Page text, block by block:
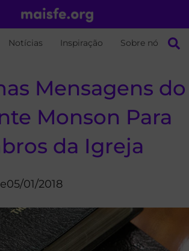
Notícias Inspiração Sobre nós
Mensagens do
Monson Para
da Igreja
05/01/2018